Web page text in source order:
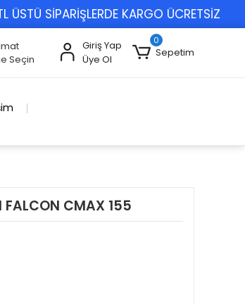
SİPARİŞLERDE KARGO ÜCRETSİZ
Seçin
Giriş Yap
Üye Ol
0
Sepetim
FALCON CMAX 155